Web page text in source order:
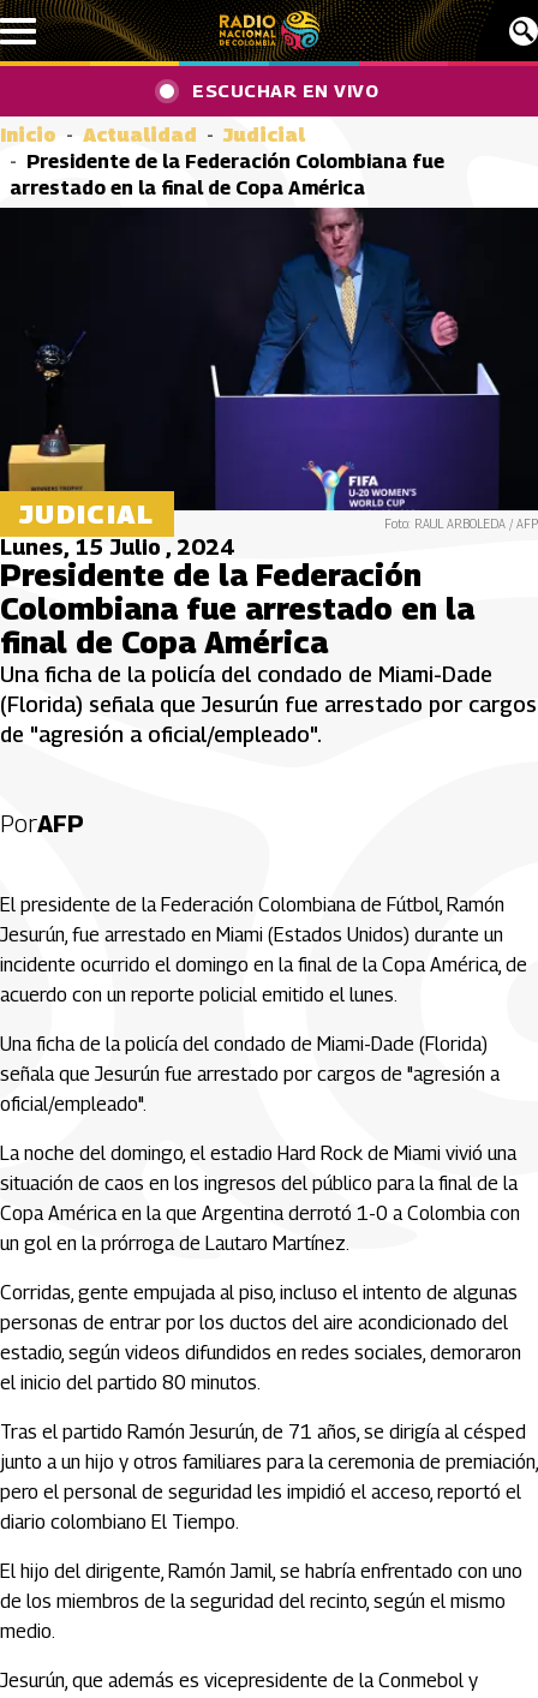
Pasar al contenido principal
ESCUCHAR EN VIVO
Inicio Actualidad
Judicial
Presidente de la Federación Colombiana fue
arrestado en la final de Copa América
JUDICIAL Foto: RAUL ARBOLEDA / AFP
Lunes, 15 Julio , 2024
Presidente de la Federación
Colombiana fue arrestado en la
final de Copa América
Una ficha de la policía del condado de Miami-Dade
(Florida) señala que Jesurún fue arrestado por cargos
de "agresión a oficial/empleado".
PorAFP
El presidente de la Federación Colombiana de Fútbol, Ramón
Jesurún, fue arrestado en Miami (Estados Unidos) durante un
incidente ocurrido el domingo en la final de la Copa América, de
acuerdo con un reporte policial emitido el lunes.
Una ficha de la policía del condado de Miami-Dade (Florida)
señala que Jesurún fue arrestado por cargos de "agresión a
oficial/empleado".
La noche del domingo, el estadio Hard Rock de Miami vivió una
situación de caos en los ingresos del público para la final de la
Copa América en la que Argentina derrotó 1-0 a Colombia con
un gol en la prórroga de Lautaro Martínez.
Corridas, gente empujada al piso, incluso el intento de algunas
personas de entrar por los ductos del aire acondicionado del
estadio, según videos difundidos en redes sociales, demoraron
el inicio del partido 80 minutos.
Tras el partido Ramón Jesurún, de 71 años, se dirigía al césped
junto a un hijo y otros familiares para la ceremonia de premiación,
pero el personal de seguridad les impidió el acceso, reportó el
diario colombiano El Tiempo.
El hijo del dirigente, Ramón Jamil, se habría enfrentado con uno
de los miembros de la seguridad del recinto, según el mismo
medio.
Jesurún, que además es vicepresidente de la Conmebol y